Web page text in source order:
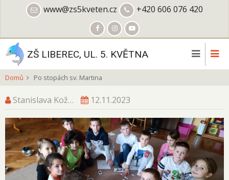
obsahu
www@zs5kveten.cz +420 606 076 420
ZŠ LIBEREC, UL. 5. KVĚTNA
Domů Po stopách sv. Martina
Stanislava Kož… 12.11.2023